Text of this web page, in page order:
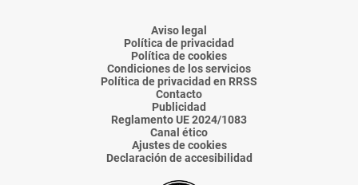
AlmeríaAlmeríaAlmería
Almería
Aviso legal
Política de privacidad
Política de cookies
Condiciones de los servicios
Política de privacidad en RRSS
Contacto
Publicidad
Reglamento UE 2024/1083
Canal ético
Ajustes de cookies
Declaración de accesibilidad